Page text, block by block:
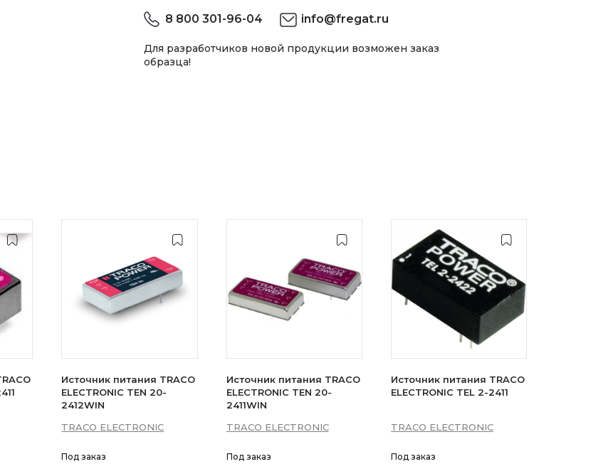
8 800 301-96-04 info@fregat.ru
Для разработчиков новой продукции возможен заказ
образца!
Источник питания TRACO
ELECTRONIC TEN 20-
2412WIN
TRACO ELECTRONIC
Под заказ
Источник питания TRACO
ELECTRONIC TEN 20-
2411WIN
TRACO ELECTRONIC
Под заказ
Источник питания TRACO
ELECTRONIC TEL 2-2411
TRACO ELECTRONIC
Под заказ